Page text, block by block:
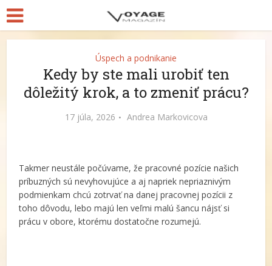
Úspech a podnikanie
Kedy by ste mali urobiť ten
dôležitý krok, a to zmeniť prácu?
17 júla, 2026 Andrea Markovicova
Takmer neustále počúvame, že pracovné pozície našich
príbuzných sú nevyhovujúce a aj napriek nepriaznivým
podmienkam chcú zotrvať na danej pracovnej pozícii z
toho dôvodu, lebo majú len veľmi malú šancu nájsť si
prácu v obore, ktorému dostatočne rozumejú.